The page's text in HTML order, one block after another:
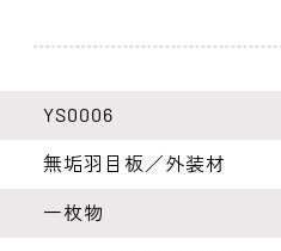
YS0006
無垢羽目板／外装材
一枚物